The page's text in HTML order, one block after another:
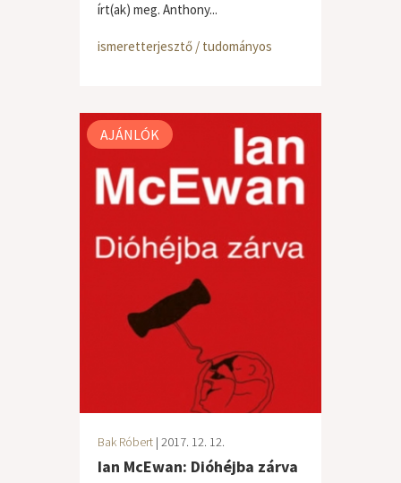
írt(ak) meg. Anthony...
ismeretterjesztő / tudományos
AJÁNLÓK
Bak Róbert | 2017. 12. 12.
Ian McEwan: Dióhéjba zárva